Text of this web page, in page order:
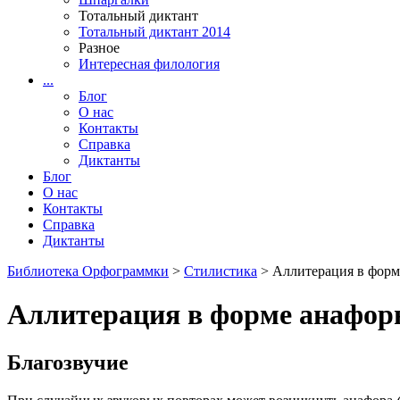
Тотальный диктант
Тотальный диктант 2014
Разное
Интересная филология
...
Блог
О нас
Контакты
Справка
Диктанты
Блог
О нас
Контакты
Справка
Диктанты
Библиотека Орфограммки > Стилистика > Аллитерация в
Аллитерация в форме
Благозвучие